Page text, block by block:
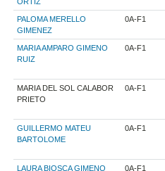
PALOMA MERELLO
GIMENEZ
0A-F1
MARIA AMPARO GIMENO
RUIZ
0A-F1
MARIA DEL SOL CALABOR
PRIETO
0A-F1
GUILLERMO MATEU
BARTOLOME
0A-F1
LAURA BIOSCA GIMENO 0A-F1